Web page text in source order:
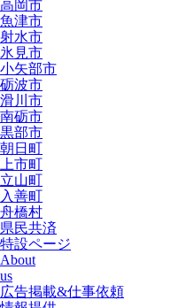
高岡市
魚津市
射水市
氷見市
小矢部市
砺波市
滑川市
南砺市
黒部市
朝日町
上市町
立山町
入善町
舟橋村
県民共済
特設ページ
About
us
広告掲載&仕事依頼